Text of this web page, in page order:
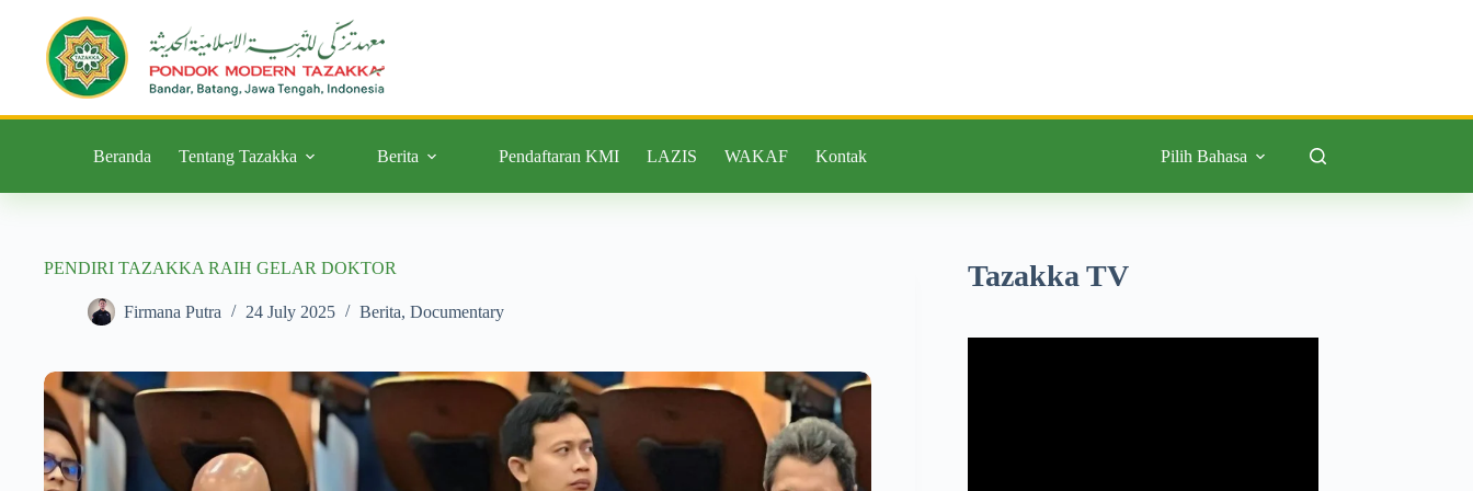
Beranda Tentang Tazakka Berita Pendaftaran KMI LAZIS WAKAF Kontak Pilih Bahasa
PENDIRI TAZAKKA RAIH GELAR DOKTOR
Firmana Putra 24 July 2025 Berita, Documentary
Tazakka TV